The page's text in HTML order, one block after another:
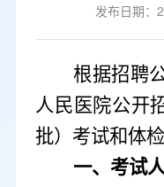
发布日期：
根据招聘
人民医院公开
批）考试和体
一、考试